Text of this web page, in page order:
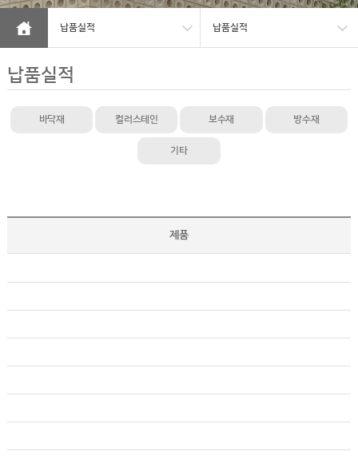
납품실적 납품실적
납품실적
바닥재 컬러스테인 보수재 방수재
기타
제품